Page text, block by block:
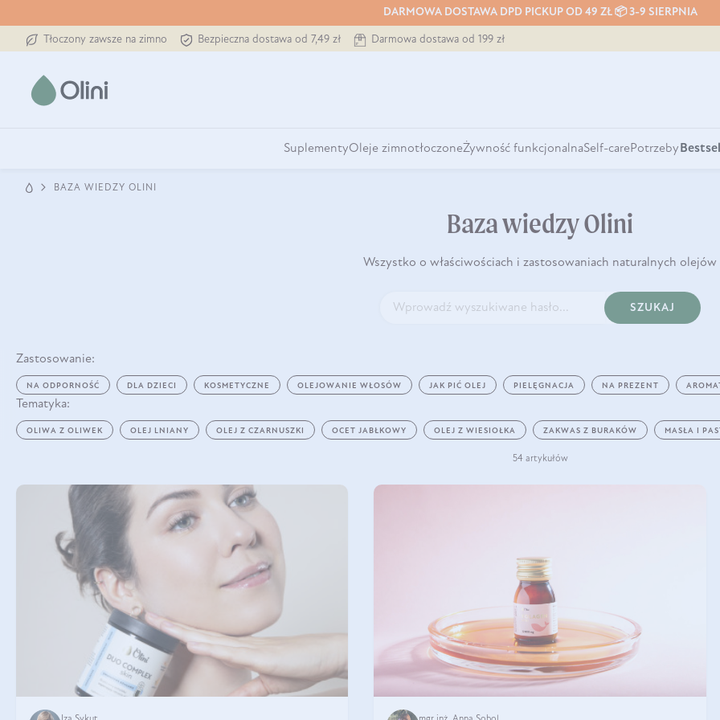
DARMOWA DOSTAWA DPD PICKUP OD 49 ZŁ 📦 3-9 SIERPNIA
Tłoczony zawsze na zimno Bezpieczna dostawa od 7,49 zł Darmowa dostawa od 199 zł
SuplementyOleje zimnotłoczoneŻywność funkcjonalnaSelf-carePotrzeby
BAZA WIEDZY OLINI
Baza wiedzy Olini
Wszystko o właściwościach i zastosowaniach naturalnych olejów
SZUKAJ
Zastosowanie:
NA ODPORNOŚĆ DLA DZIECI KOSMETYCZNE OLEJOWANIE WŁOSÓW JAK PIĆ OLEJ PIELĘGNACJA NA PREZENT
Tematyka:
OLIWA Z OLIWEK OLEJ LNIANY OLEJ Z CZARNUSZKI OCET JABŁKOWY OLEJ Z WIESIOŁKA ZAKWAS Z BURAKÓW MASŁA I
54 artykułów